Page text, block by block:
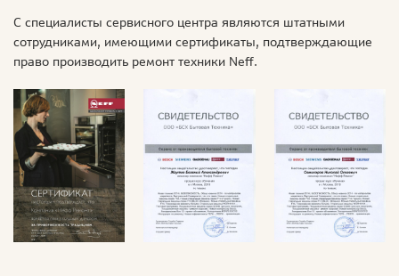
С специалисты сервисного центра являются штатными
сотрудниками, имеющими сертификаты, подтверждающие
право производить ремонт техники Neff.